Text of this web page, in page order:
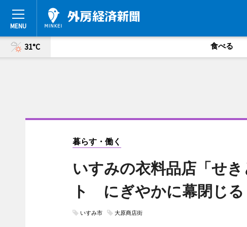
31°C 食べる
暮らす・働く
いすみの衣料品店「せ
ト にぎやかに幕閉じ
いすみ市 大原商店街